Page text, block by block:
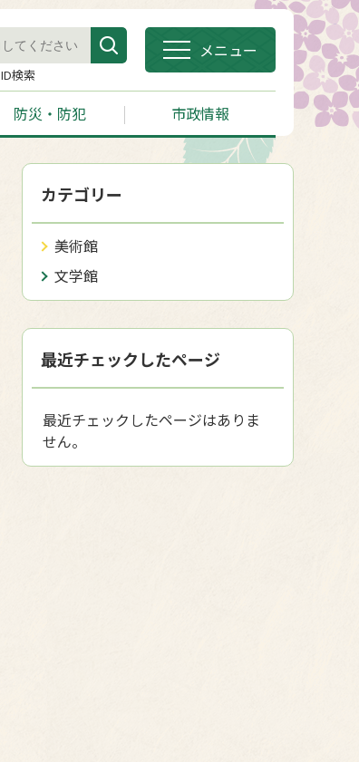
ID検索
メニュー
防災・防犯 市政情報
カテゴリー
美術館
文学館
最近チェックしたページ
最近チェックしたページはありま
せん。